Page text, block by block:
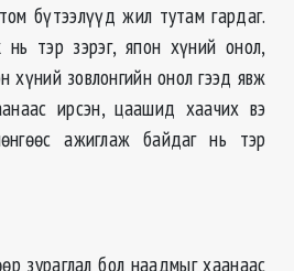
бүтээлүүд жил тутам гардаг.
тэр зэрэг, япон хүний онол,
хүний зовлонгийн онол гээд явж
ирсэн, цаашид хаачих вэ
ажиглаж байдаг нь тэр
зураглал бол наадмыг хаанаас